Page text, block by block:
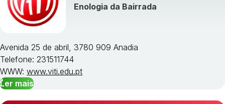
Enologia da Bairrada
Avenida 25 de abril, 3780 909 Anadia
Telefone: 231511744
WWW: www.viti.edu.pt
Ler mais